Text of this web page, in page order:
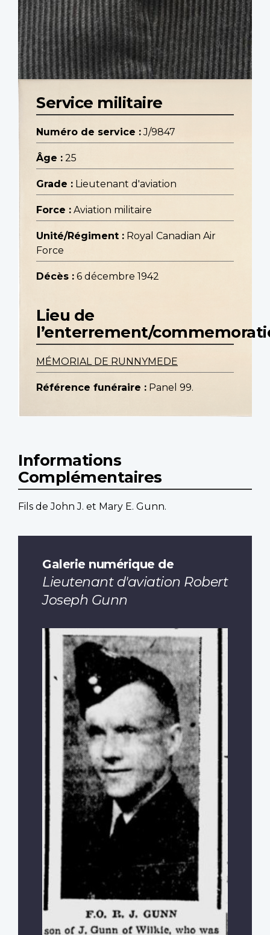
Service militaire
Numéro de service : J/9847
Âge : 25
Grade : Lieutenant d'aviation
Force : Aviation militaire
Unité/Régiment : Royal Canadian Air
Force
Décès : 6 décembre 1942
Lieu de
l’enterrement/
MÉMORIAL DE RUNNYMEDE
Référence funéraire : Panel 99.
Informations
Complémentaires
Fils de John J. et Mary E. Gunn.
Galerie numérique de
Lieutenant d'aviation Robert
Joseph Gunn